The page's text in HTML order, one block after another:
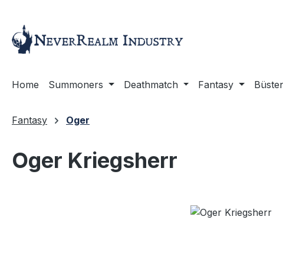
Home Summoners Deathmatch Fantasy
Fantasy Oger
Oger Kriegsherr